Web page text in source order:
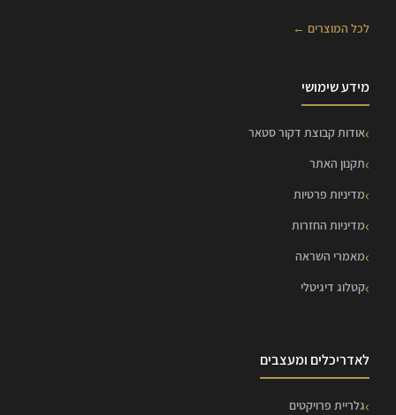
לכל המוצרים ←
מידע שימושי
אודות קבוצת דקור סטאר
תקנון האתר
מדיניות פרטיות
מדיניות החזרות
מאמרי השראה
קטלוג דיגיטלי
לאדריכלים ומעצבים
גלריית פרויקטים